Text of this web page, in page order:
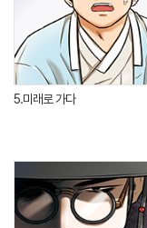
5.미래로 가다